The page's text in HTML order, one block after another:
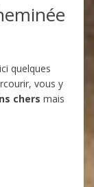
quelques
vous y
chers mais